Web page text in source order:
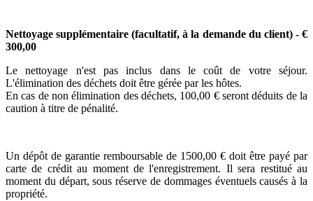
Nettoyage supplémentaire(facultatif, à la demande du client) - €
300,00
Le nettoyage n'est pas inclus dans le coût de votre séjour.
L'élimination des déchets doit être gérée par les hôtes.
En cas de non élimination des déchets, 100,00 € seront déduits de la
caution à titre de pénalité.
Un dépôt de garantie remboursable de 1500,00 € doit être payé par
carte de crédit au moment de l'enregistrement. Il sera restitué au
moment du départ, sous réserve de dommages éventuels causés à la
propriété.